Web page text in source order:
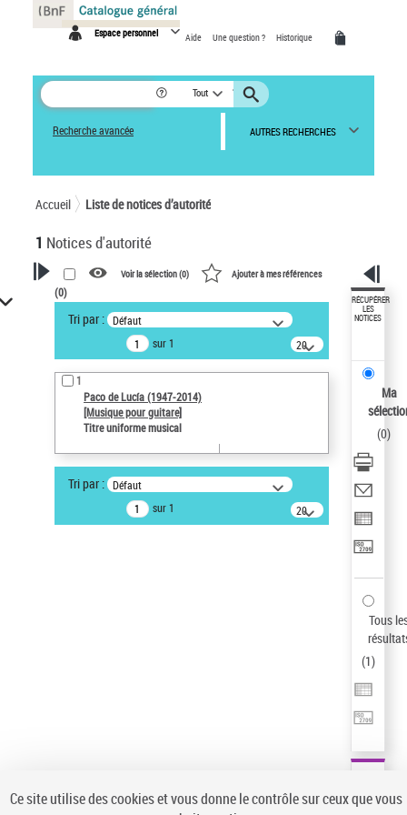
Espace personnel Aide Une question ? Historique
Tout
Recherche avancée AUTRES RECHERCHES
Accueil Liste de notices d’autorité
1 Notices d'autorité
VOTRE RECHERCHE
Recherche avancée dans les
notices d’autorité
Œuvres liées à l'auteur :
Paco de Lucía (1947-2014)
Type de notice d'autorité
ne s'applique pas
Sauvegarder votre recherche
Voir la sélection (0) Ajouter à mes références
(0)
Tri par : Défaut
sur 1
20
résultats/page
1
Paco de Lucía (1947-2014)
[Musique pour guitare]
Titre uniforme musical
Tri par : Défaut
sur 1
20
résultats/page
RÉCUPÉRER
LES
NOTICES
Ma
(0)
Tous
(1)
Panneau de gestion des cookies
Ce site utilise des cookies et vous donne le contrôle sur ceux que vous